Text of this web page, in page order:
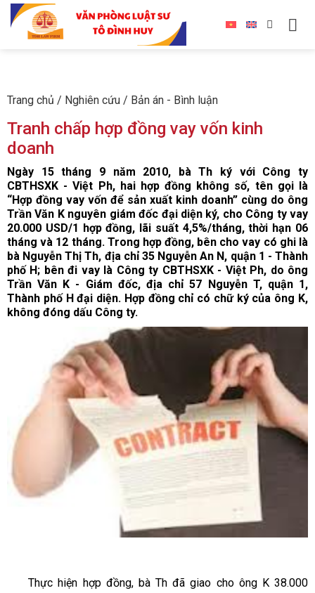
Trang chủ / Nghiên cứu / Bản án - Bình luận
Tranh chấp hợp đồng vay vốn kinh
doanh
Ngày 15 tháng 9 năm 2010, bà Th ký với Công ty
CBTHSXK - Việt Ph, hai hợp đồng không số, tên gọi là
“Hợp đồng vay vốn để sản xuất kinh doanh” cùng do ông
Trần Văn K nguyên giám đốc đại diện ký, cho Công ty vay
20.000 USD/1 hợp đồng, lãi suất 4,5%/tháng, thời hạn 06
tháng và 12 tháng. Trong hợp đồng, bên cho vay có ghi là
bà Nguyễn Thị Th, địa chỉ 35 Nguyễn An N, quận 1 - Thành
phố H; bên đi vay là Công ty CBTHSXK - Việt Ph, do ông
Trần Văn K - Giám đốc, địa chỉ 57 Nguyễn T, quận 1,
Thành phố H đại diện. Hợp đồng chỉ có chữ ký của ông K,
không đóng dấu Công ty.
Thực hiện hợp đồng, bà Th đã giao cho ông K 38.000